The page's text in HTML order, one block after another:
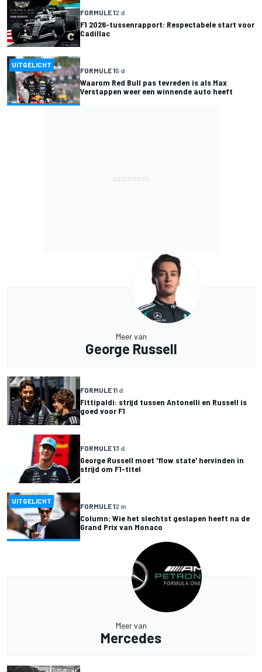
FORMULE 12 d
F1 2026-tussenrapport: Respectabele start voor
Cadillac
UITGELICHT
FORMULE 15 d
Waarom Red Bull pas tevreden is als Max
Verstappen weer een winnende auto heeft
Meer van
George Russell
FORMULE 11 d
Fittipaldi: strijd tussen Antonelli en Russell is
goed voor F1
FORMULE 13 d
George Russell moet 'flow state' hervinden in
strijd om F1-titel
UITGELICHT
FORMULE 12 m
Column: Wie het slechtst geslapen heeft na de
Grand Prix van Monaco
Meer van
Mercedes